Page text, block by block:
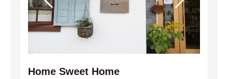
Home Sweet Home